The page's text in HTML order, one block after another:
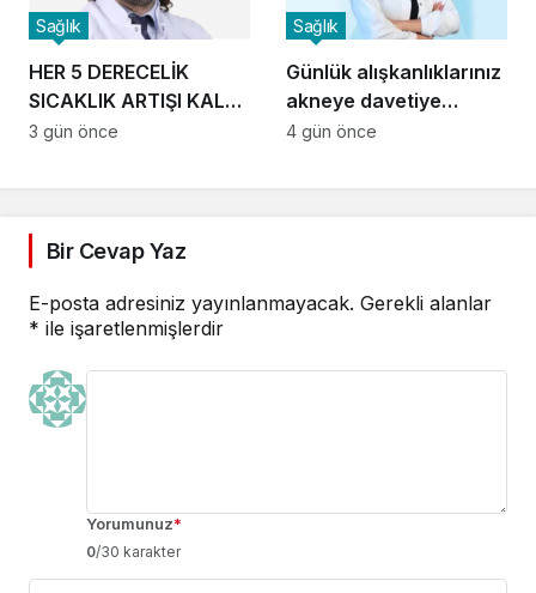
HER 5 DERECELİK
SICAKLIK ARTIŞI KALP
KRİZİ RİSKİNİ YÜZDE 5
Sağlık
3 gün önce
Günlük alışkanlıklarınız
akneye davetiye
çıkarıyor
Sağlık
4 gün önce
Bir Cevap Yaz
E-posta adresiniz yayınlanmayacak. Gerekli alanlar
* ile işaretlenmişlerdir
Yorumunuz*
0/30 karakter